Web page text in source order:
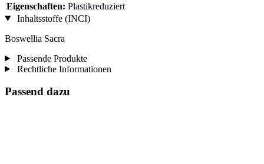
Eigenschaften: Plastikreduziert
Inhaltsstoffe (INCI)
Boswellia Sacra
Passende Produkte
Rechtliche Informationen
Passend dazu